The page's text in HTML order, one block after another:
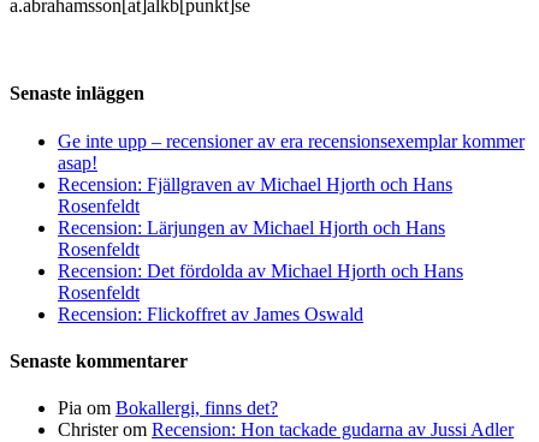
a.abrahamsson[at]alkb[punkt]se
Senaste inläggen
Ge inte upp – recensioner av era recensionsexemplar kommer
asap!
Recension: Fjällgraven av Michael Hjorth och Hans
Rosenfeldt
Recension: Lärjungen av Michael Hjorth och Hans
Rosenfeldt
Recension: Det fördolda av Michael Hjorth och Hans
Rosenfeldt
Recension: Flickoffret av James Oswald
Senaste kommentarer
Pia om Bokallergi, finns det?
Christerom Recension: Hon tackade gudarna av Jussi Adler